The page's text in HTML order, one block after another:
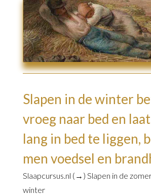
Slapen in de winter
vroeg naar bed en
lang in bed te liggen,
men voedsel en
Slaapcursus.nl (→) Slapen in de
winter